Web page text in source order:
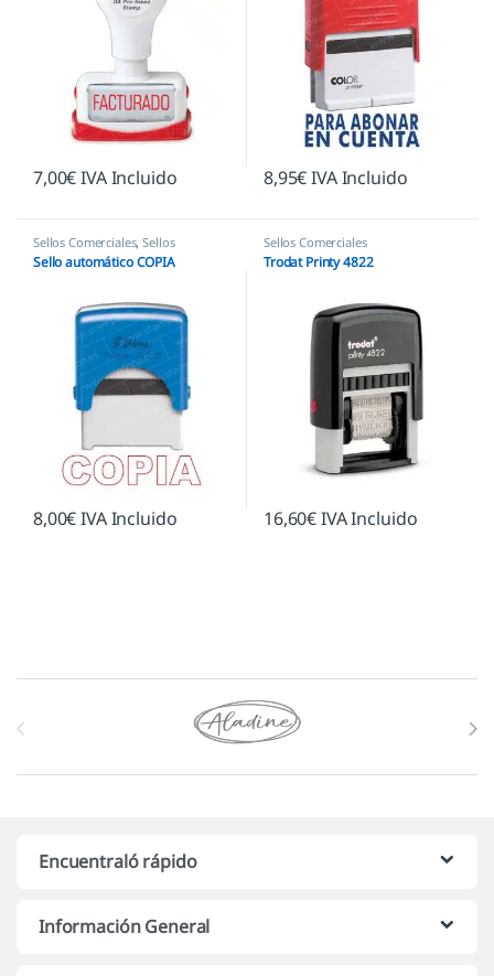
7,00€IVA Incluido 8,95€IVA Incluido
Sellos Comerciales,Sellos
empresas
Sello automático COPIA
8,00€IVA Incluido
Sellos Comerciales
Trodat Printy 4822
16,60€IVA Incluido
Marcas De Carrusel
Encuentraló rápido
Información General